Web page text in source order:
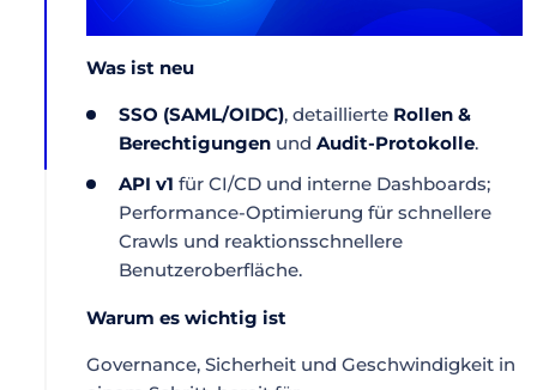
Was ist neu
SSO (SAML/OIDC), detaillierte Rollen &
Berechtigungen und Audit-Protokolle.
API v1 für CI/CD und interne Dashboards;
Performance-Optimierung für schnellere
Crawls und reaktionsschnellere
Benutzeroberfläche.
Warum es wichtig ist
Governance, Sicherheit und Geschwindigkeit in